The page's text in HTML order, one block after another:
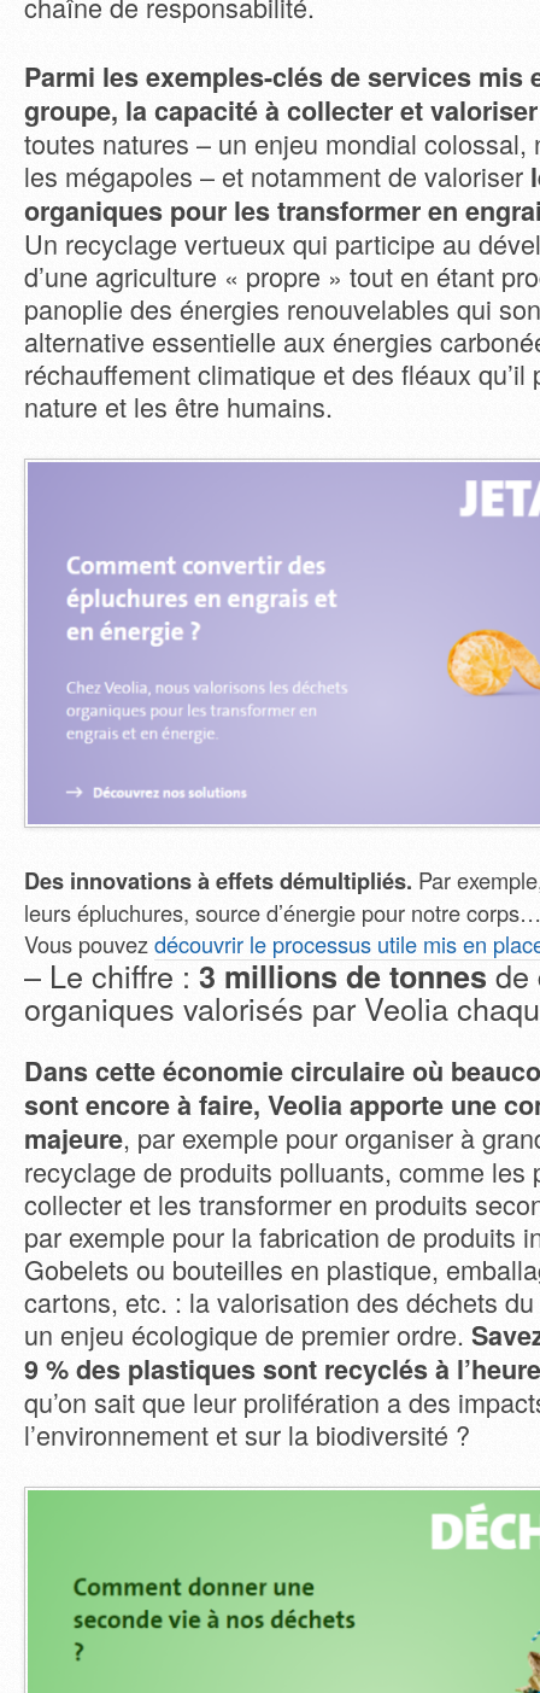
Parmi les exemples-clés de services mis
groupe, la capacité à collecter et
toutes natures – un enjeu mondial colossal,
les mégapoles – et notamment de valoriser
organiques pour les transformer en
Un recyclage vertueux qui participe au
d’une agriculture « propre » tout en étant
panoplie des énergies renouvelables qui
alternative essentielle aux énergies
réchauffement climatique et des fléaux qu’il
nature et les être humains.
Des innovations à effets démultipliés. Par
leurs épluchures, source d’énergie pour notre
Vous pouvez découvrir le processus utile mis en
– Le chiffre :3 millions de tonnesde
organiques valorisés par Veolia
Dans cette économie circulaire où
sont encore à faire, Veolia apporte une
majeure, par exemple pour organiser à
recyclage de produits polluants, comme les
collecter et les transformer en produits
par exemple pour la fabrication de produits
Gobelets ou bouteilles en plastique,
cartons, etc. : la valorisation des déchets
un enjeu écologique de premier ordre.
9 % des plastiques sont recyclés à
qu’on sait que leur prolifération a des
l’environnement et sur la biodiversité ?